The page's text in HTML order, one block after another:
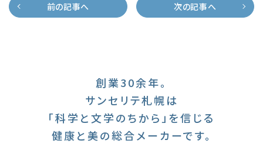
前の記事へ 次の記事へ
創業30余年。
サンセリテ札幌は
「科学と文学のちから」を信じる
健康と美の総合メーカーです。